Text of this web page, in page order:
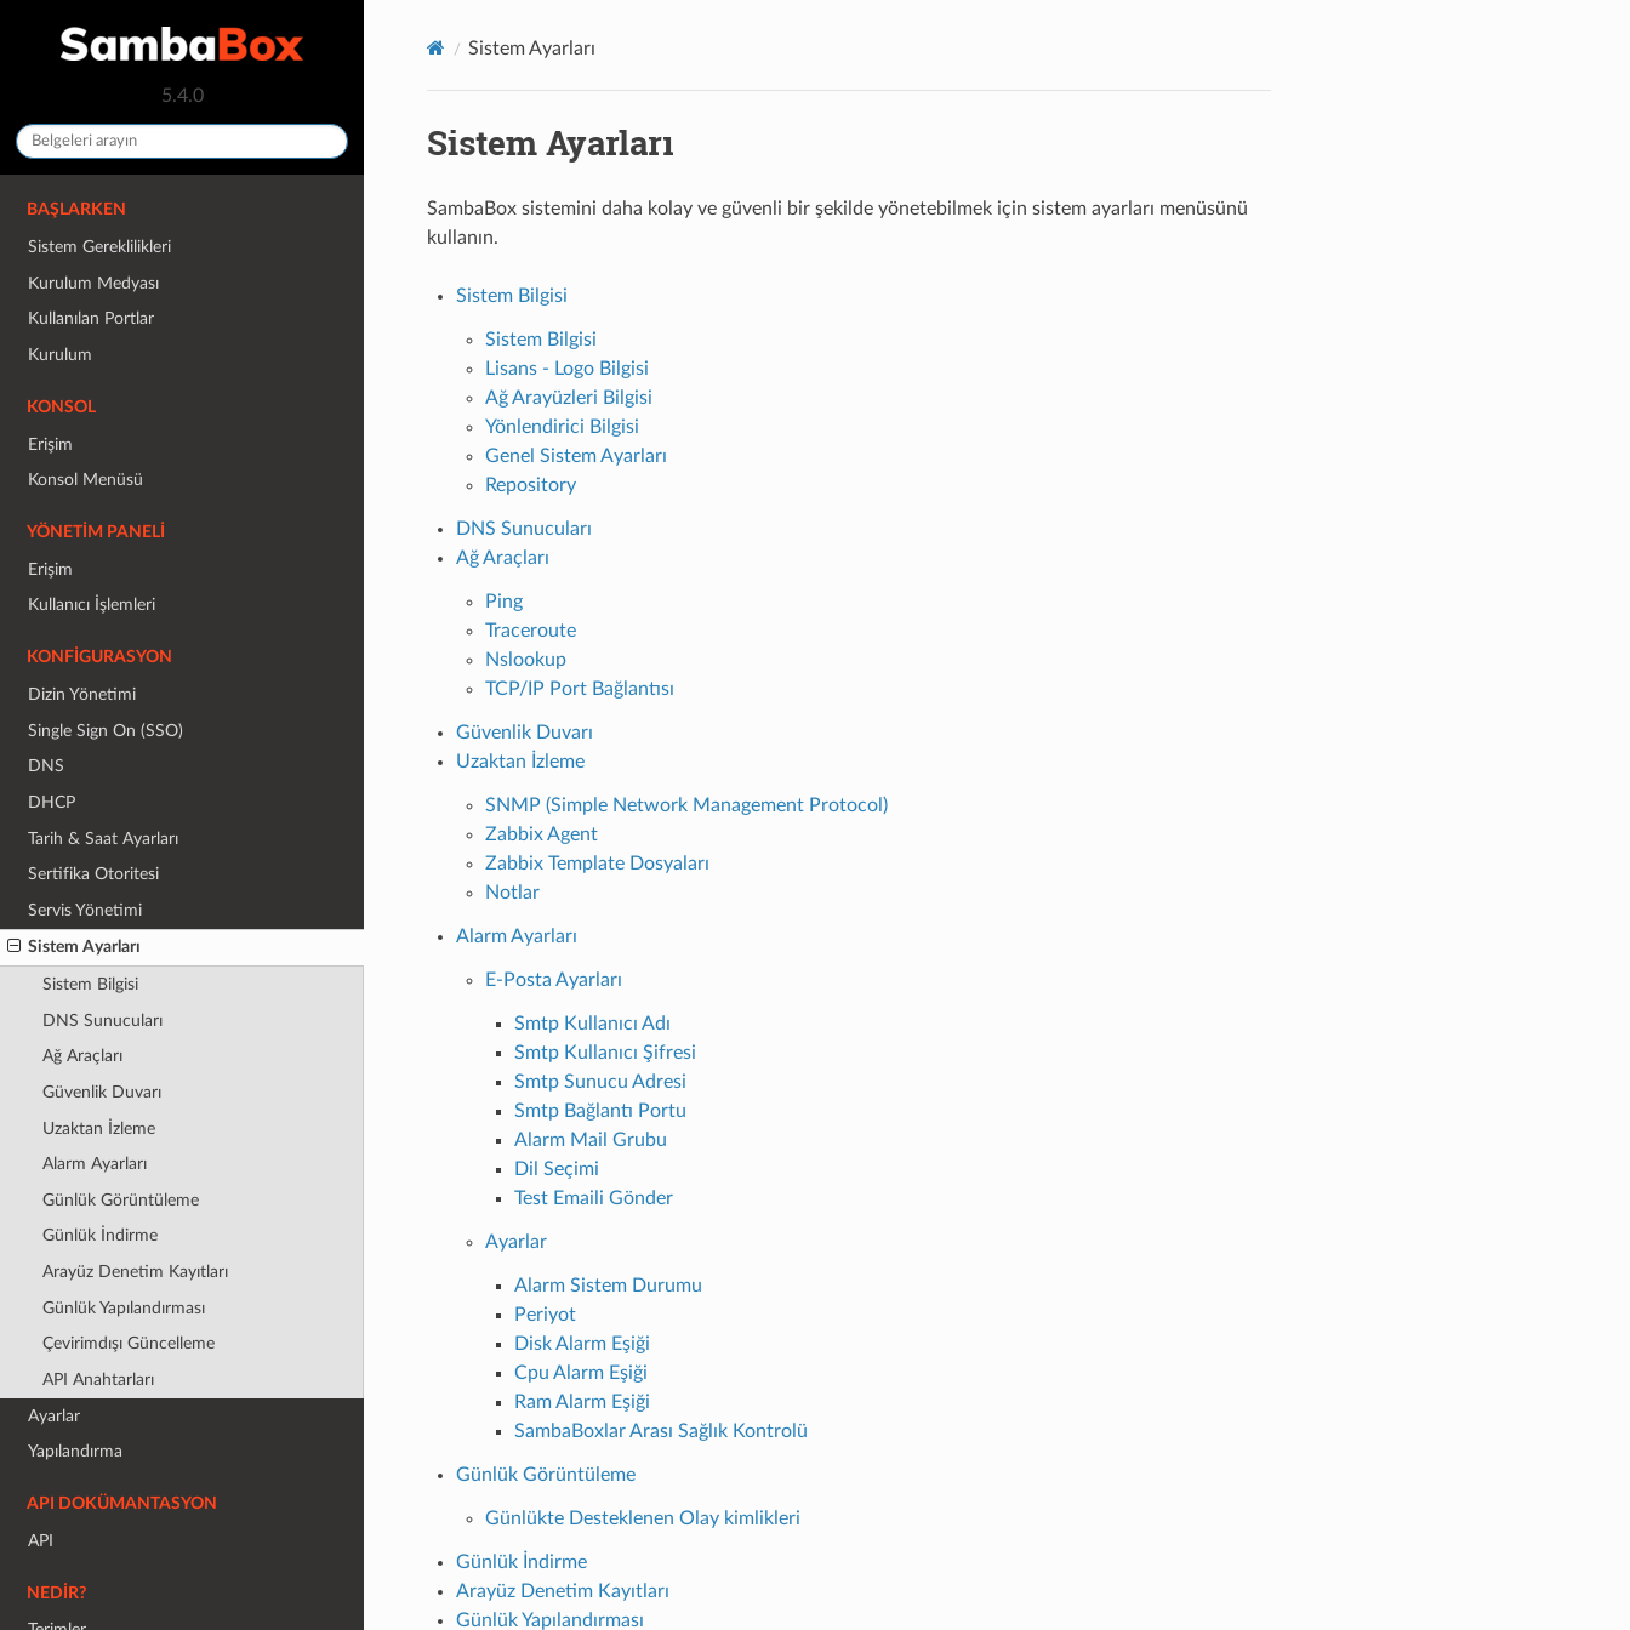
5.4.0
BAŞLARKEN
Sistem Gereklilikleri
Kurulum Medyası
Kullanılan Portlar
Kurulum
KONSOL
Erişim
Konsol Menüsü
YÖNETIM PANELI
Erişim
Kullanıcı İşlemleri
KONFIGURASYON
Dizin Yönetimi
Single Sign On (SSO)
DNS
DHCP
Tarih & Saat Ayarları
Sertifika Otoritesi
Servis Yönetimi
Sistem Ayarları
Sistem Bilgisi
DNS Sunucuları
Ağ Araçları
Güvenlik Duvarı
Uzaktan İzleme
Alarm Ayarları
Günlük Görüntüleme
Günlük İndirme
Arayüz Denetim Kayıtları
Günlük Yapılandırması
Çevirimdışı Güncelleme
API Anahtarları
Ayarlar
Yapılandırma
API DOKÜMANTASYON
API
NEDIR?
Sistem Ayarları
Sistem Ayarları
SambaBox sistemini daha kolay ve güvenli bir şekilde yönetebilmek için sistem ayarları menüsünü
kullanın.
Sistem Bilgisi
Sistem Bilgisi
Lisans - Logo Bilgisi
Ağ Arayüzleri Bilgisi
Yönlendirici Bilgisi
Genel Sistem Ayarları
Repository
DNS Sunucuları
Ağ Araçları
Ping
Traceroute
Nslookup
TCP/IP Port Bağlantısı
Güvenlik Duvarı
Uzaktan İzleme
SNMP (Simple Network Management Protocol)
Zabbix Agent
Zabbix Template Dosyaları
Notlar
Alarm Ayarları
E-Posta Ayarları
Smtp Kullanıcı Adı
Smtp Kullanıcı Şifresi
Smtp Sunucu Adresi
Smtp Bağlantı Portu
Alarm Mail Grubu
Dil Seçimi
Test Emaili Gönder
Ayarlar
Alarm Sistem Durumu
Periyot
Disk Alarm Eşiği
Cpu Alarm Eşiği
Ram Alarm Eşiği
SambaBoxlar Arası Sağlık Kontrolü
Günlük Görüntüleme
Günlükte Desteklenen Olay kimlikleri
Günlük İndirme
Arayüz Denetim Kayıtları
Günlük Yapılandırması